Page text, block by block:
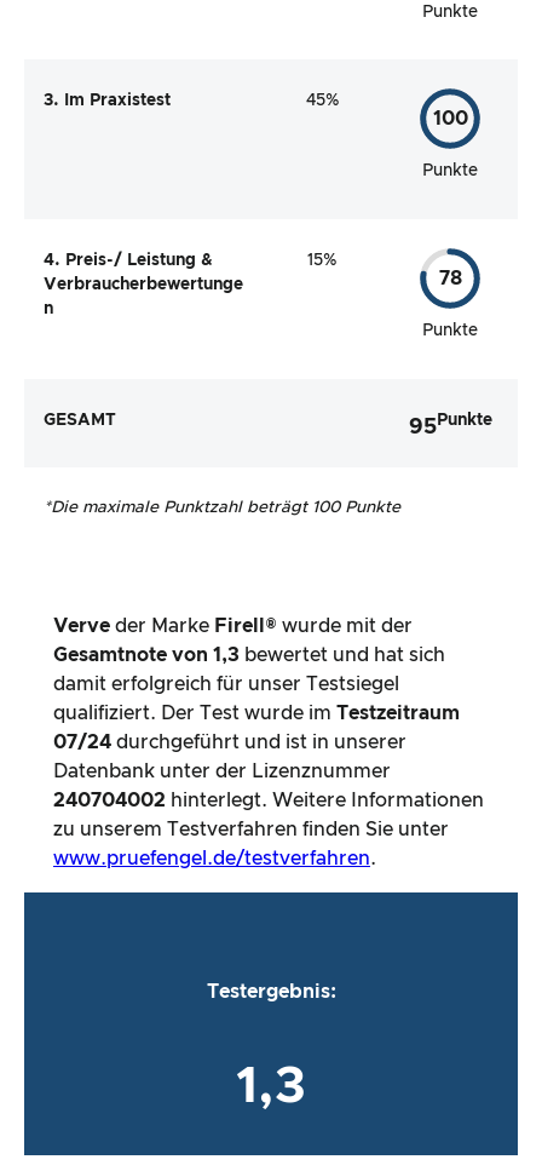
Punkte
3. Im Praxistest 45%
100
Punkte
4. Preis-/ Leistung &
Verbraucherbewertunge
n
15%
78
Punkte
GESAMT 95 Punkte
*Die maximale Punktzahl beträgt 100 Punkte
Verve der Marke Firell® wurde mit der
Gesamtnote von 1,3 bewertet und hat sich
damit erfolgreich für unser Testsiegel
qualifiziert. Der Test wurde im Testzeitraum
07/24 durchgeführt und ist in unserer
Datenbank unter der Lizenznummer
240704002 hinterlegt. Weitere Informationen
zu unserem Testverfahren finden Sie unter
www.pruefengel.de/testverfahren.
Testergebnis:
1,3